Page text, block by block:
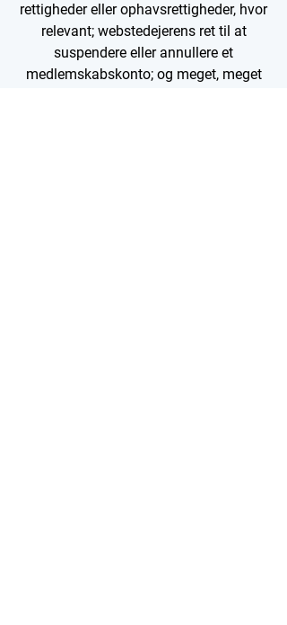
rettigheder eller ophavsrettigheder, hvor
relevant; webstedejerens ret til at
suspendere eller annullere et
medlemskabskonto; og meget, meget